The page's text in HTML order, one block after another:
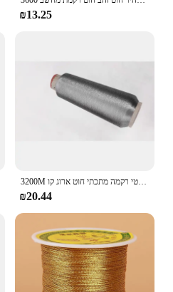
₪13.25
3200M מתכתי חוט תפירת רקמת מכונת חוט תפר צולב חוטי רקמה מתכתי חוט ארוג קו
₪20.44